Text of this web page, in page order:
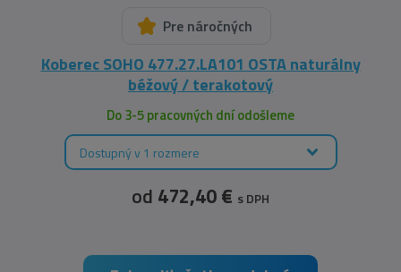
Pre náročných
Koberec SOHO 477.27.LA101 OSTA naturálny
béžový / terakotový
Do 3-5 pracovných dní odošleme
Dostupný v 1 rozmere
od 472,40 € s DPH